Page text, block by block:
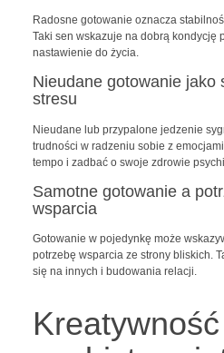
Radosne gotowanie oznacza
Taki sen wskazuje na dobrą kondycję
nastawienie do życia.
Nieudane gotowanie jako
stresu
Nieudane lub przypalone jedzenie
trudności w radzeniu sobie z
tempo i zadbać o swoje zdrowie
Samotne gotowanie a
wsparcia
Gotowanie w pojedynkę może
potrzebę wsparcia ze strony bliskich.
się na innych i budowania relacji.